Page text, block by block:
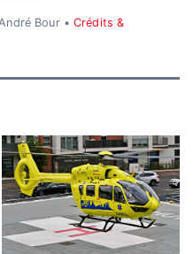
Bour •Crédits &